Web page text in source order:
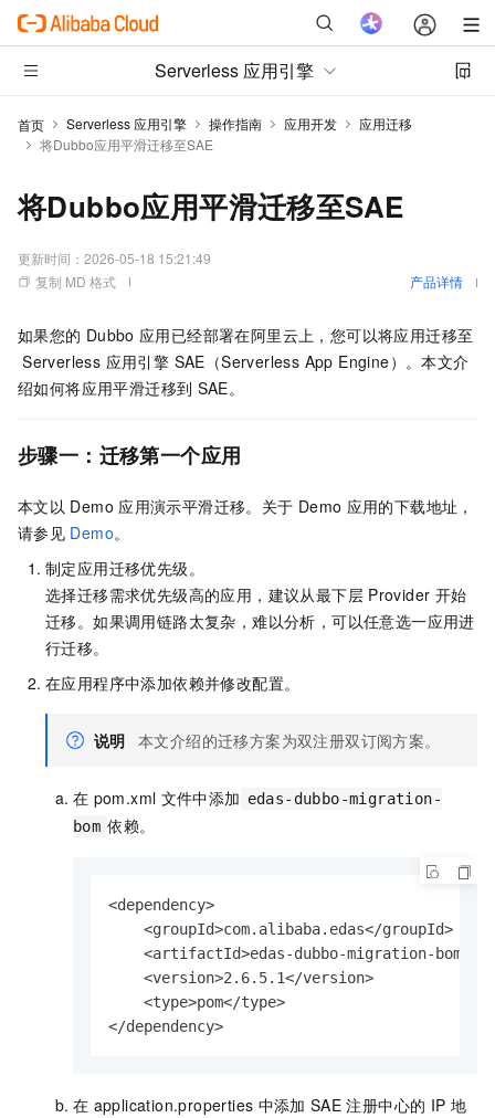
Serverless 应用引擎
首页 Serverless 应用引擎 操作指南 应用开发
应用迁移
将Dubbo应用平滑迁移至SAE
将Dubbo应用平滑迁移至SAE
更新时间： 2026-05-18 15:21:49
复制 MD 格式
产品详情
如果您的 Dubbo 应用已经部署在阿里云上，您可以将应用迁移至
Serverless 应用引擎 SAE（Serverless App Engine） 。本文介
绍如何将应用平滑迁移到 SAE。
步骤一：迁移第一个应用
本文以 Demo 应用演示平滑迁移。关于 Demo 应用的下载地址，
请参见 Demo。
制定应用迁移优先级。
选择迁移需求优先级高的应用，建议从最下层 Provider 开始
迁移。如果调用链路太复杂，难以分析，可以任意选一应用进
行迁移。
在应用程序中添加依赖并修改配置。
说明 本文介绍的迁移方案为双注册双订阅方案。
在 pom.xml 文件中添加 edas-dubbo-migration-
bom 依赖。
<dependency>
    <groupId>com.alibaba.edas</groupId>
<artifactId>edas-dubbo-migration-bom</
    <version>2.6.5.1</version>
    <type>pom</type>
</dependency>
在 application.properties 中添加 SAE 注册中心的 IP 地